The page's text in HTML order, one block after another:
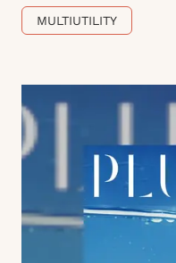
MULTIUTILITY